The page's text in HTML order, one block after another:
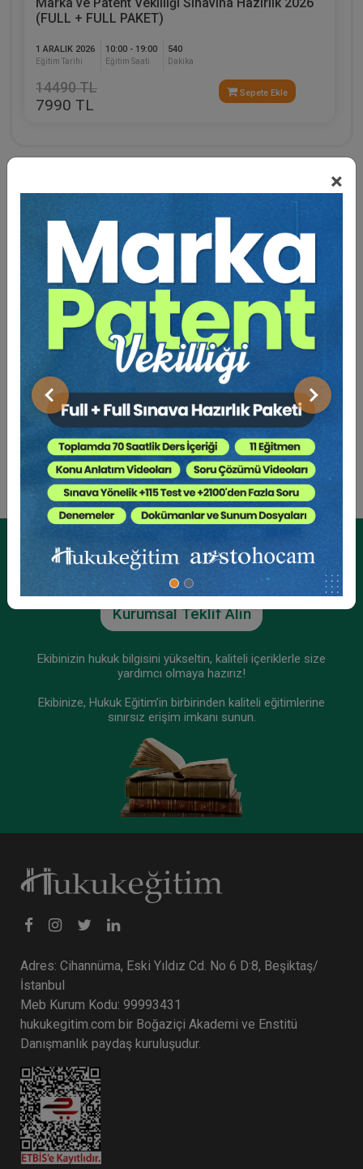
×
Önceki Sonraki
(FULL + FULL PAKET)
1 ARALIK 2026
Eğitim Tarihi
10:00 - 19:00
Eğitim Saati
540
Dakika
14490 TL
7990 TL
Sepete Ekle
Eğitmen Hakkında
İlhami Güneş
, Akademik, Hukuk, Hukuk Ders Kitapları
kategorilerinde eserler yazmış bir yazardır. Başlıca
kitapları alfabetik sırayla; Marka Hukuku, Sınai
Mülkiyet Kanunu Işığında Uygulamalı Marka Hukuku,
Uygulamada Marka Haksız Rekabet ve Telif Suçları,
Uygulamada Sınai Mülkiyet Ceza Hukuku
Sosyal Medya
Kurumsal Üyelikler İçin
Kurumsal Teklif Alın
Ekibinizin hukuk bilgisini yükseltin, kaliteli içeriklerle size
yardımcı olmaya hazırız!
Ekibinize, Hukuk Eğitim’in birbirinden kaliteli eğitimlerine
sınırsız erişim imkanı sunun.
Adres: Cihannüma, Eski Yıldız Cd. No 6 D:8, Beşiktaş/
İstanbul
Meb Kurum Kodu: 99993431
hukukegitim.com bir Boğaziçi Akademi ve Enstitü
Danışmanlık paydaş kuruluşudur.